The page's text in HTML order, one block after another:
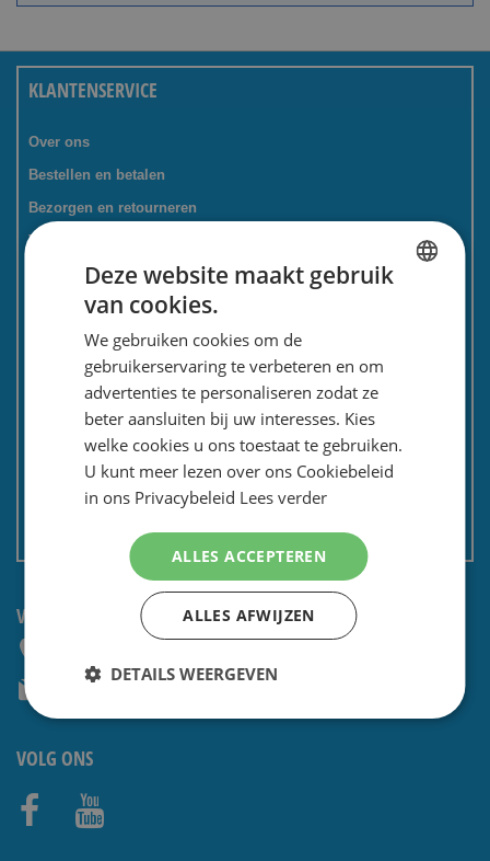
KLANTENSERVICE
Over ons
Bestellen en betalen
Bezorgen en retourneren
Tevredenheidsgarantie
Kadoservice
Bedrijven / zakelijk
Meest gestelde vragen
Contactformulier
Nieuwsbrief
Privacy en security
Algemene voorwaarden
Non EU: Belasting / douane
VRAGEN? NEEM CONTACT OP:
service@shavesavings.com
VOLG ONS
Deze website maakt gebruik
van cookies.
We gebruiken cookies om de
gebruikerservaring te verbeteren en om
advertenties te personaliseren zodat ze
beter aansluiten bij uw interesses. Kies
welke cookies u ons toestaat te gebruiken.
U kunt meer lezen over ons Cookiebeleid
in ons Privacybeleid Lees verder
ALLES ACCEPTEREN
ALLES AFWIJZEN
DETAILS WEERGEVEN